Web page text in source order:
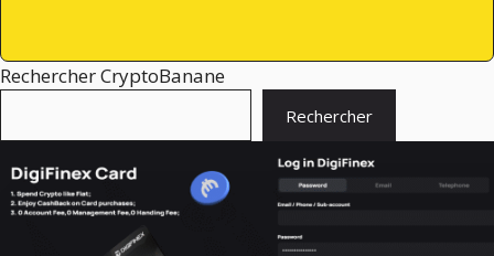
Rechercher CryptoBanane
Rechercher